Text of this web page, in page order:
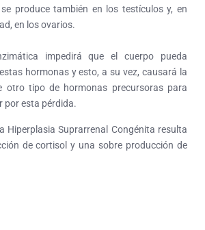
produce también en los testículos y, en
en los ovarios.
impedirá que el cuerpo pueda
hormonas y esto, a su vez, causará la
otro tipo de hormonas precursoras para
por esta pérdida.
Hiperplasia Suprarrenal Congénita resulta
de cortisol y una sobre producción de